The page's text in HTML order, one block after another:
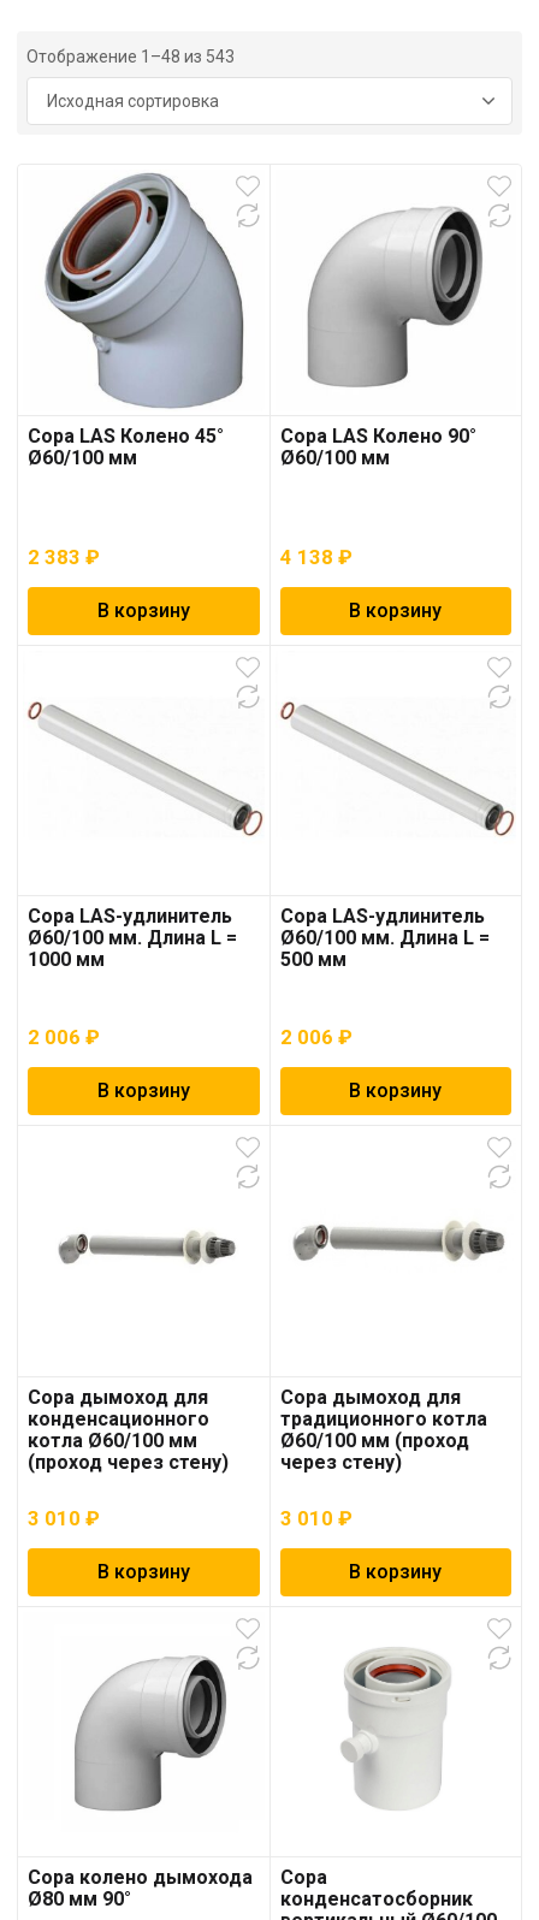
Отображение 1–48 из 543
Copa LAS Колено 45°
Ø60/100 мм
2 383 ₽
В корзину
Copa LAS Колено 90°
Ø60/100 мм
4 138 ₽
В корзину
Copa LAS-удлинитель
Ø60/100 мм. Длина L =
1000 мм
2 006 ₽
В корзину
Copa LAS-удлинитель
Ø60/100 мм. Длина L =
500 мм
2 006 ₽
В корзину
Copa дымоход для
конденсационного
котла Ø60/100 мм
(проход через стену)
3 010 ₽
В корзину
Copa дымоход для
традиционного котла
Ø60/100 мм (проход
через стену)
3 010 ₽
В корзину
Copa колено дымохода
Ø80 мм 90°
Copa
конденсатосборник